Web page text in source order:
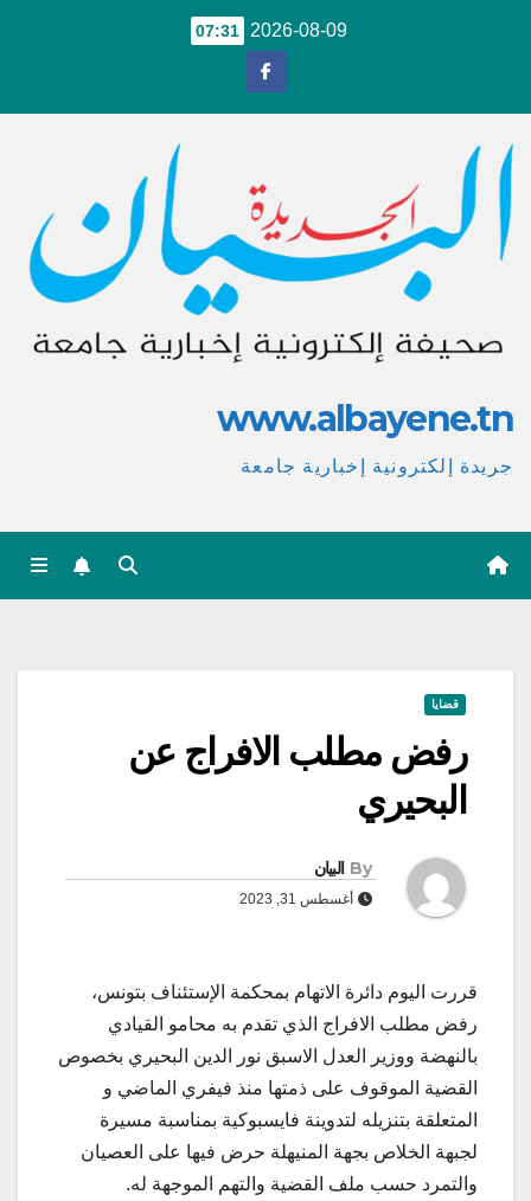
2026-08-09
07:31
www.albayene.tn
جريدة إلكترونية إخبارية جامعة
قضايا
رفض مطلب الافراج عن
البحيري
By البيان
أغسطس 31, 2023
قررت اليوم دائرة الاتهام بمحكمة الإستئناف بتونس،
رفض مطلب الافراج الذي تقدم به محامو القيادي
بالنهضة ووزير العدل الاسبق نور الدين البحيري بخصوص
القضية الموقوف على ذمتها منذ فيفري الماضي و
المتعلقة بتنزيله لتدوينة فايسبوكية بمناسبة مسيرة
لجبهة الخلاص بجهة المنيهلة حرض فيها على العصيان
والتمرد حسب ملف القضية والتهم الموجهة له.